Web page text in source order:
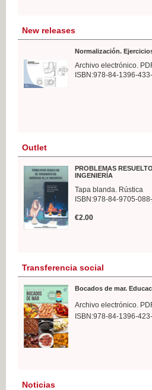
New releases
Normalización.
Archivo electrónico.
ISBN:978-84-1396-
Outlet
PROBLEMAS
INGENIERÍA
Tapa blanda. Rústica
ISBN:978-84-9705-
€2.00
Transferencia social
Bocados de mar.
Archivo electrónico.
ISBN:978-84-1396-
Noticias